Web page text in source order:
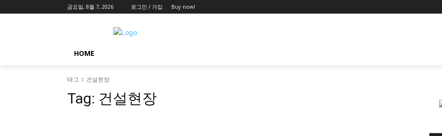
금요일, 8월 7, 2026 로그인 / 가입 Buy now!
HOME
태그 건설현장
Tag: 건설현장